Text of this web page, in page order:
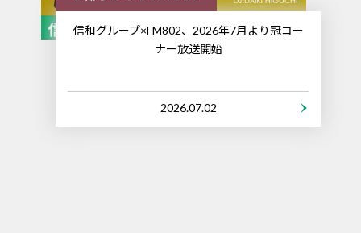
信和グループ×FM802、2026年7月より冠コー
ナー放送開始
2026.07.02